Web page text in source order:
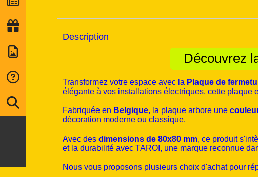
Description
Découvrez
Transformez votre espace avec la Plaque de
élégante à vos installations électriques, cette plaque
Fabriquée en Belgique, la plaque arbore une
décoration moderne ou classique.
Avec des dimensions de 80x80 mm, ce produit
et la durabilité avec TAROI, une marque reconnue
Nous vous proposons plusieurs choix d'achat pour